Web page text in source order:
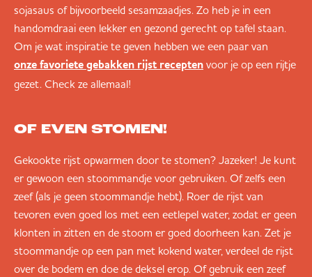
sojasaus of bijvoorbeeld sesamzaadjes. Zo heb je in een
handomdraai een lekker en gezond gerecht op tafel staan.
Om je wat inspiratie te geven hebben we een paar van
onze favoriete gebakken rijst recepten voor je op een rijtje
gezet. Check ze allemaal!
OF EVEN STOMEN!
Gekookte rijst opwarmen door te stomen? Jazeker! Je kunt
er gewoon een stoommandje voor gebruiken. Of zelfs een
zeef (als je geen stoommandje hebt). Roer de rijst van
tevoren even goed los met een eetlepel water, zodat er geen
klonten in zitten en de stoom er goed doorheen kan. Zet je
stoommandje op een pan met kokend water, verdeel de rijst
over de bodem en doe de deksel erop. Of gebruik een zeef